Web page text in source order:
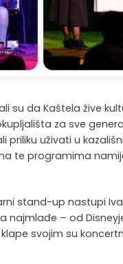
su da Kaštela žive
za sve
priliku uživati u
te programima
stand-up nastupi
najmlađe – od
svojim su